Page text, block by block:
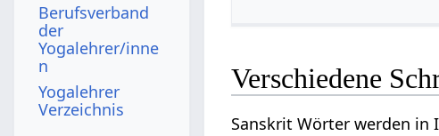
Verschiedene
Sanskrit Wörter werden in
Berufsverband
der
Yogalehrer/inne
n
Yogalehrer
Verzeichnis